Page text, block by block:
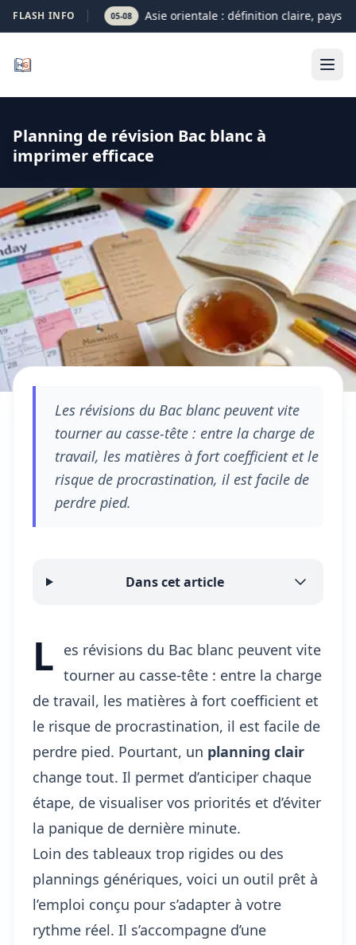
FLASH INFO 05-08 Asie orientale : définition claire, pays et
Planning de révision Bac blanc à
imprimer efficace
Les révisions du Bac blanc peuvent vite
tourner au casse-tête : entre la charge de
travail, les matières à fort coefficient et le
risque de procrastination, il est facile de
perdre pied.
Dans cet article
L es révisions du Bac blanc peuvent vite
tourner au casse-tête : entre la charge
de travail, les matières à fort coefficient et
le risque de procrastination, il est facile de
perdre pied. Pourtant, un planning clair
change tout. Il permet d’anticiper chaque
étape, de visualiser vos priorités et d’éviter
la panique de dernière minute.
Loin des tableaux trop rigides ou des
plannings génériques, voici un outil prêt à
l’emploi conçu pour s’adapter à votre
rythme réel. Il s’accompagne d’une